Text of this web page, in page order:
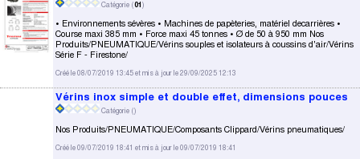
Catégorie (01 )
• Environnements sévères • Machines de papèteries, matériel decarrières •
Course maxi 385 mm • Force maxi 45 tonnes • Ø de 50 à 950 mm Nos
Produits/PNEUMATIQUE/Vérins souples et isolateurs à coussins d'air/Vérins
Série F - Firestone/
Créé le 08/07/2019 13:45 et mis à jour le 29/09/2025 12:13
Vérins inox simple et double effet, dimensions pouces
Catégorie ()
Nos Produits/PNEUMATIQUE/Composants Clippard/Vérins pneumatiques/
Créé le 09/07/2019 18:41 et mis à jour le 09/07/2019 18:41